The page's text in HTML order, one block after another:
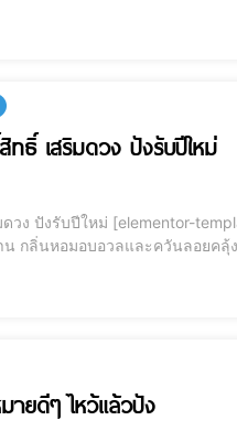
ธิ์ เสริมดวง ปังรับปีใหม่
ควันธูปลอย อธิษฐานส่งใจถึง
ยดีๆ ไหว้แล้วปัง